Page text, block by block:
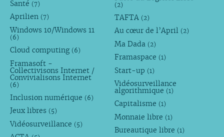
Santé (7)
Aprilien (7)
Windows 10/Windows 11
(6)
Cloud computing (6)
Framasoft -
Collectivisons Internet /
Convivialisons Internet
(6)
Inclusion numérique (6)
Jeux libres (5)
Vidéosurveillance (5)
(2)
TAFTA (2)
Au cœur de l’April (2)
Ma Dada (2)
Framaspace (1)
Start-up (1)
Vidéosurveillance
algorithmique (1)
Capitalisme (1)
Monnaie libre (1)
Bureautique libre (1)